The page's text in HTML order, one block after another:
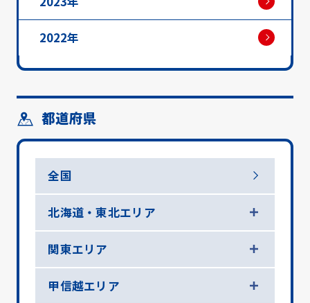
2022年
都道府県
全国
北海道・東北エリア
関東エリア
甲信越エリア